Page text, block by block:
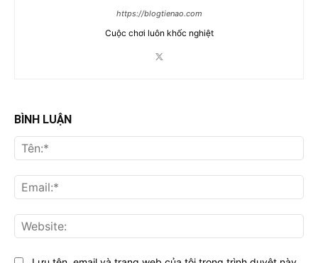
https://blogtienao.com
Cuộc chơi luôn khốc nghiệt
BÌNH LUẬN